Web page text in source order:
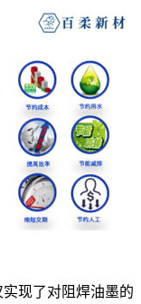
现了对阻焊油墨的